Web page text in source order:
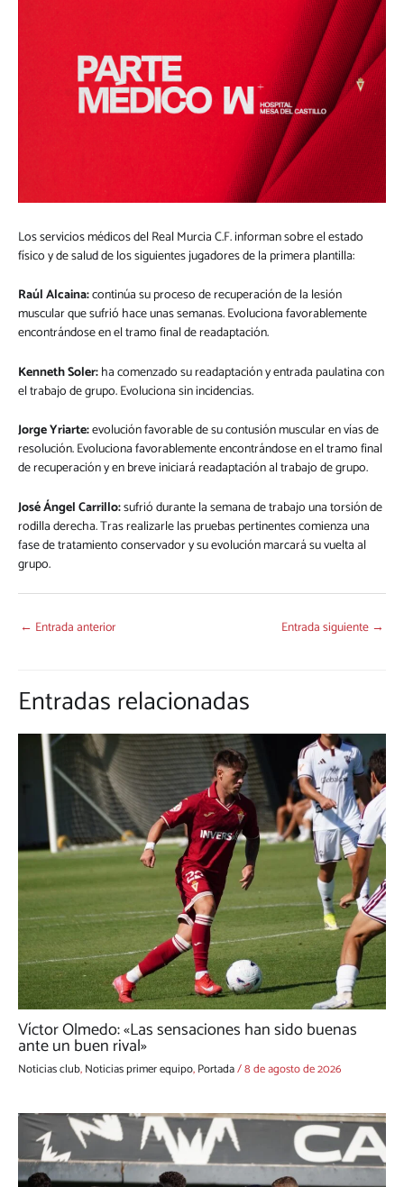
Los servicios médicos del Real Murcia C.F. informan sobre el estado
físico y de salud de los siguientes jugadores de la primera plantilla:
Raúl Alcaina:continúa su proceso de recuperación de la lesión
muscular que sufrió hace unas semanas. Evoluciona favorablemente
encontrándose en el tramo final de readaptación.
Kenneth Soler:ha comenzado su readaptación y entrada paulatina con
el trabajo de grupo. Evoluciona sin incidencias.
Jorge Yriarte:evolución favorable de su contusión muscular en vías de
resolución. Evoluciona favorablemente encontrándose en el tramo final
de recuperación y en breve iniciará readaptación al trabajo de grupo.
José Ángel Carrillo:sufrió durante la semana de trabajo una torsión de
rodilla derecha. Tras realizarle las pruebas pertinentes comienza una
fase de tratamiento conservador y su evolución marcará su vuelta al
grupo.
← Entrada anterior Entrada siguiente →
Entradas relacionadas
Víctor Olmedo: «Las sensaciones han sido buenas
ante un buen rival»
Noticias club,Noticias primer equipo,Portada/8 de agosto de 2026